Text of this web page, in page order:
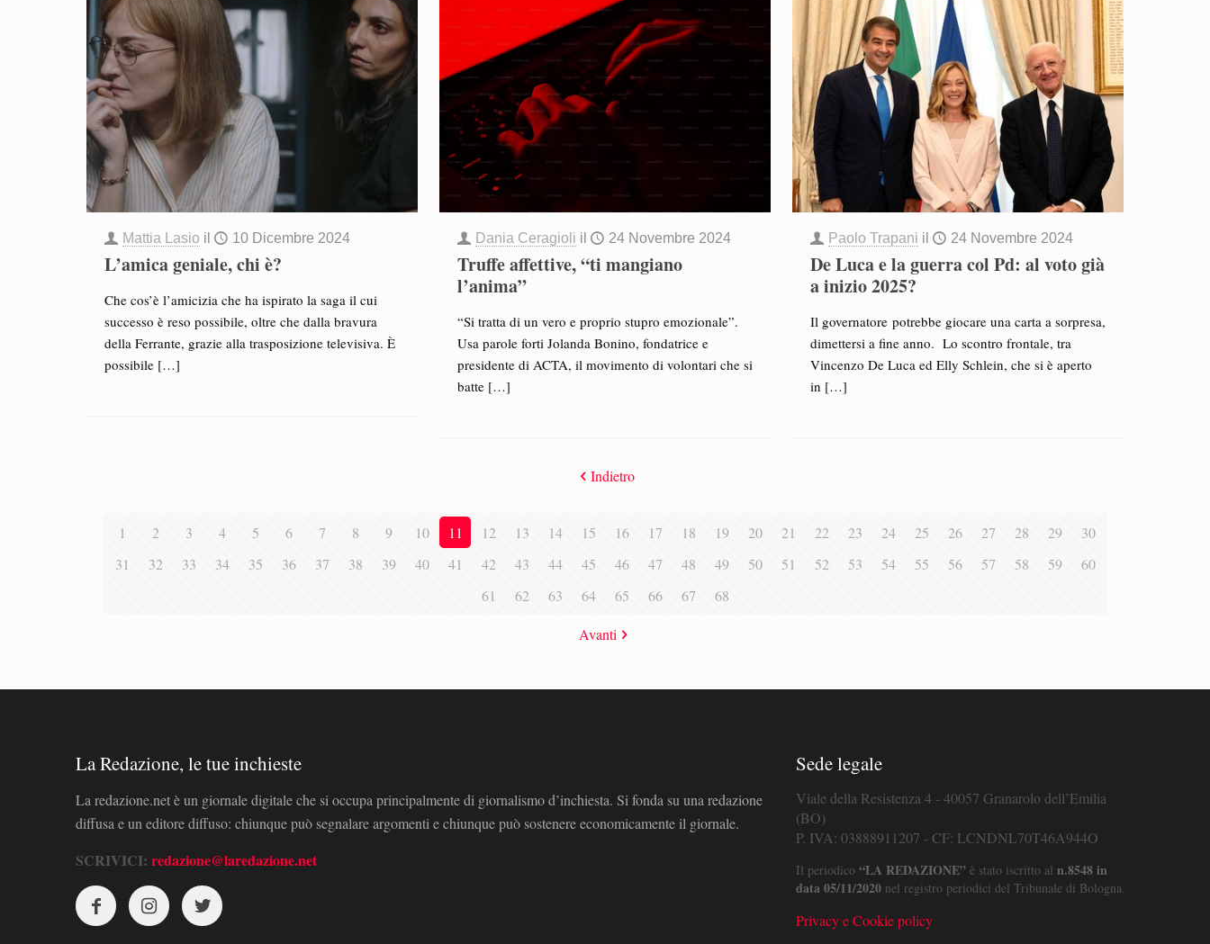
Mattia Lasio il 10 Dicembre 2024
L’amica geniale, chi è?
Che cos’è l’amicizia che ha ispirato la saga il cui
successo è reso possibile, oltre che dalla bravura
della Ferrante, grazie alla trasposizione televisiva. È
possibile[…]
Dania Ceragioli il 24 Novembre 2024
Truffe affettive, “ti mangiano
l’anima”
“Si tratta di un vero e proprio stupro emozionale”.
Usa parole forti Jolanda Bonino, fondatrice e
presidente di ACTA, il movimento di volontari che si
batte[…]
Paolo Trapani il 24 Novembre 2024
De Luca e la guerra col Pd: al voto già
a inizio 2025?
Il governatore potrebbe giocare una carta a sorpresa,
dimettersi a fine anno. Lo scontro frontale, tra
Vincenzo De Luca ed Elly Schlein, che si è aperto
in […]
Indietro
1 2 3 4 5 6 7 8 9 10 11 12 13 14 15 16 17 18 19 20 21 22 23 24 25 26 27 28 29
30
31
32 33 34 35 36 37 38 39 40 41 42 43 44 45 46 47 48 49 50 51 52 53 54 55 56 57 58 59
60
61
62 63 64 65 66 67 68
Avanti
La Redazione, le tue inchieste
La redazione.net è un giornale digitale che si occupa principalmente di giornalismo d’inchiesta. Si fonda su una redazione
diffusa e un editore diffuso: chiunque può segnalare argomenti e chiunque può sostenere economicamente il giornale.
SCRIVICI: redazione@laredazione.net
Sede legale
Viale della Resistenza 4 - 40057 Granarolo dell’Emilia
(BO)
P. IVA: 03888911207 - CF: LCNDNL70T46A944O
Il periodico “LA REDAZIONE”è stato iscritto al n.8548 in
data 05/11/2020nel registro periodici del Tribunale di Bologna.
Privacy e Cookie policy